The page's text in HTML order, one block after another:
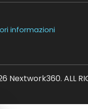
informazioni
ALL